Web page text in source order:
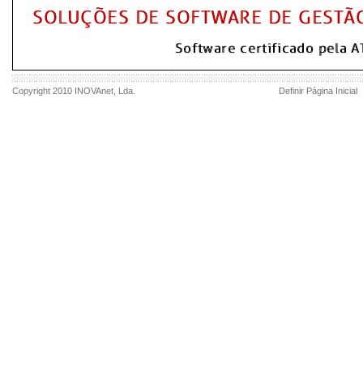
Copyright 2010 INOVAnet , Lda. Definir Página Inicial